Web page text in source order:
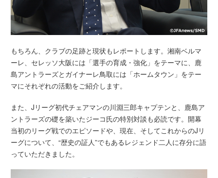
もちろん、クラブの足跡と現状もレポートします。湘南ベルマ
ーレ、セレッソ大阪には「選手の育成・強化」をテーマに、鹿
島アントラーズとガイナーレ鳥取には「ホームタウン」をテー
マにそれぞれの活動をご紹介します。
また、Jリーグ初代チェアマンの川淵三郎キャプテンと、鹿島ア
ントラーズの礎を築いたジーコ氏の特別対談も必読です。開幕
当初のリーグ戦でのエピソードや、現在、そしてこれからのJリ
ーグについて、“歴史の証人”でもあるレジェンド二人に存分に語
っていただきました。